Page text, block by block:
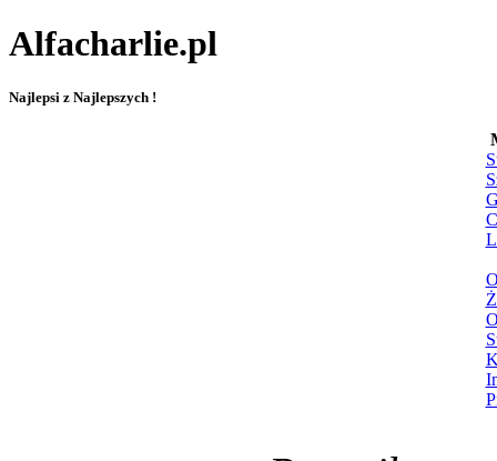
Alfacharlie.pl
Najlepsi z Najlepszych !